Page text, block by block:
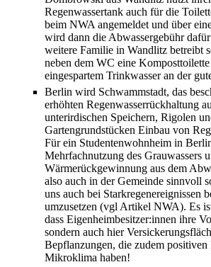
Regenwassertank auch für die
beim NWA angemeldet und über
wird dann die Abwassergebühr
weitere Familie in Wandlitz betreibt
neben dem WC eine
eingespartem Trinkwasser an der
Berlin wird Schwammstadt, das
erhöhten Regenwasserrückhaltung
unterirdischen Speichern, Rigolen
Gartengrundstücken Einbau von
Für ein Studentenwohnheim in
Mehrfachnutzung des Grauwassers
Wärmerückgewinnung aus dem
also auch in der Gemeinde sinnvoll
uns auch bei Starkregenereignissen
umzusetzen (vgl Artikel NWA). Es
dass Eigenheimbesitzer:innen ihre
sondern auch hier
Bepflanzungen, die zudem positiven
Mikroklima haben!